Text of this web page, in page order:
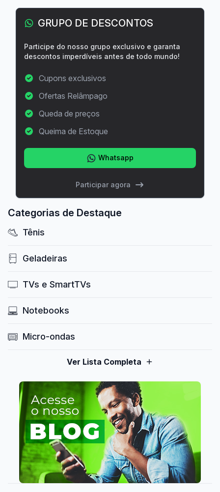
GRUPO DE DESCONTOS
Participe do nosso grupo exclusivo e garanta
descontos imperdíveis antes de todo mundo!
Cupons exclusivos
Ofertas Relâmpago
Queda de preços
Queima de Estoque
Whatsapp
Participar agora
Categorias de Destaque
Tênis
Geladeiras
TVs e SmartTVs
Notebooks
Micro-ondas
Ver Lista Completa